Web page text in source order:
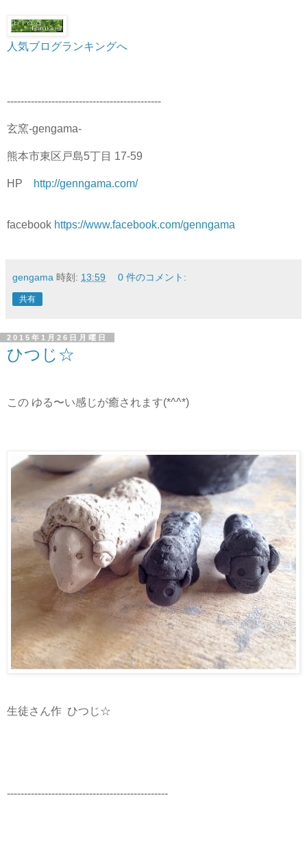
人気ブログランキングへ
---------------------------------------------
玄窯-gengama-
熊本市東区戸島5丁目 17-59
HP http://genngama.com/
facebook https://www.facebook.com/genngama
gengama 時刻: 13:59 0 件のコメント:
共有
2015年1月26日月曜日
ひつじ☆
この ゆる〜い感じが癒されます(*^^*)
生徒さん作 ひつじ☆
-----------------------------------------------